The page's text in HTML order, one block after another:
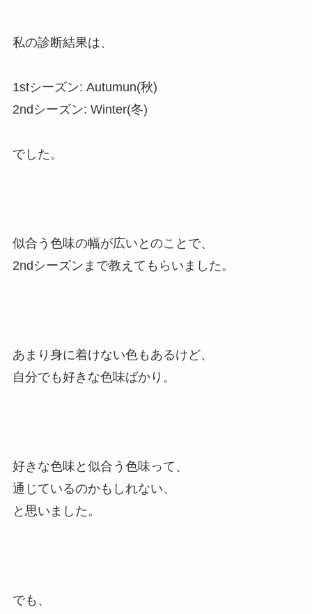
私の診断結果は、
1stシーズン: Autumun(秋)
2ndシーズン: Winter(冬)
でした。
似合う色味の幅が広いとのことで、
2ndシーズンまで教えてもらいました。
あまり身に着けない色もあるけど、
自分でも好きな色味ばかり。
好きな色味と似合う色味って、
通じているのかもしれない、
と思いました。
でも、